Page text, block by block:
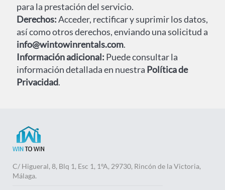
para la prestación del servicio.
Derechos:Acceder, rectificar y suprimir los datos,
así como otros derechos, enviando una solicitud a
info@wintowinrentals.com.
Información adicional: Puede consultar la
información detallada en nuestra Política de
Privacidad.
C/ Higueral, 8, Blq 1, Esc 1, 1ºA, 29730, Rincón de la Victoria,
Málaga.